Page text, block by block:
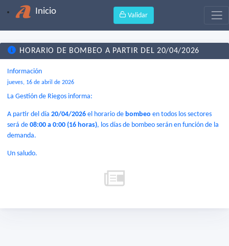
Inicio Validar
HORARIO DE BOMBEO A PARTIR DEL 20/04/2026
Información
jueves, 16 de abril de 2026
La Gestión de Riegos informa:
A partir del día 20/04/2026 el horario de bombeo en todos los sectores
será de 08:00 a 0:00 (16 horas), los días de bombeo serán en función de la
demanda.
Un saludo.